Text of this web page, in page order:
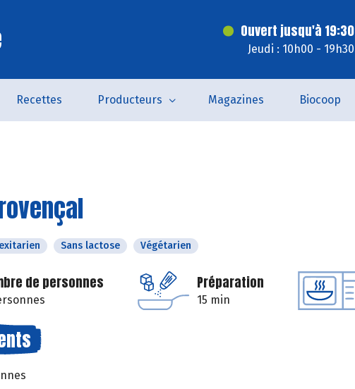
Ouvert jusqu'à 19:30
Jeudi : 10h00 - 19h30
Recettes Producteurs Magazines Biocoop
Sans lactose Végétarien
de personnes Préparation
15 min